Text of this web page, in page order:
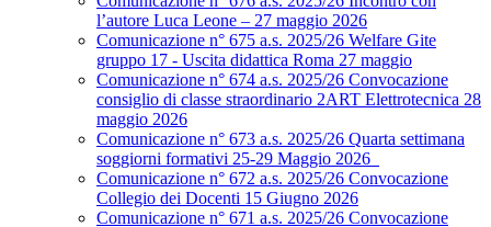
l’autore Luca Leone – 27 maggio 2026
Comunicazione n° 675 a.s. 2025/26 Welfare Gite
gruppo 17 - Uscita didattica Roma 27 maggio
Comunicazione n° 674 a.s. 2025/26 Convocazione
consiglio di classe straordinario 2ART Elettrotecnica 28
maggio 2026
Comunicazione n° 673 a.s. 2025/26 Quarta settimana
soggiorni formativi 25-29 Maggio 2026
Comunicazione n° 672 a.s. 2025/26 Convocazione
Collegio dei Docenti 15 Giugno 2026
Comunicazione n° 671 a.s. 2025/26 Convocazione